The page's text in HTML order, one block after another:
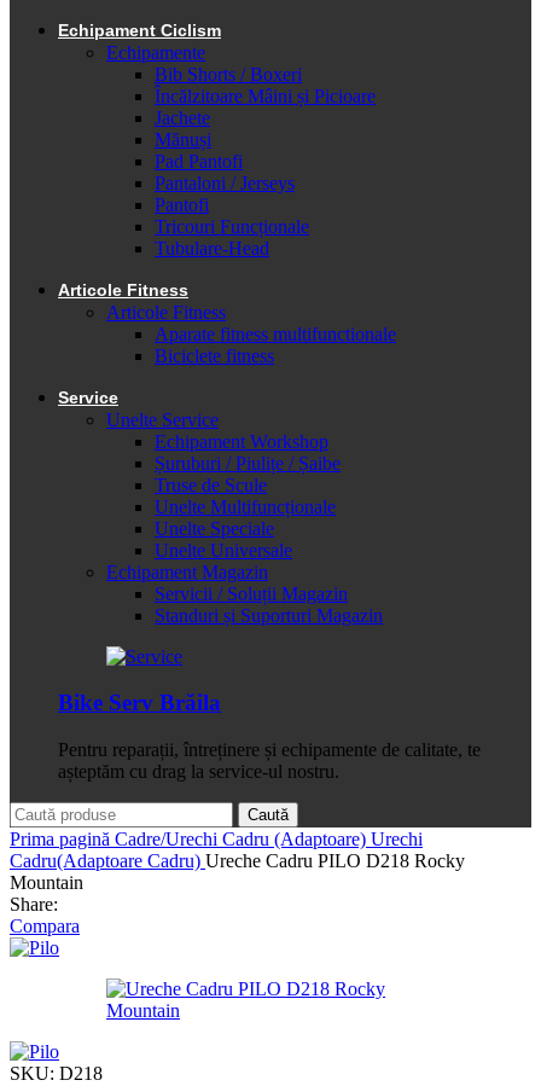
Echipament Ciclism
Echipamente
Bib Shorts / Boxeri
Încălzitoare Mâini și Picioare
Jachete
Mănuși
Pad Pantofi
Pantaloni / Jerseys
Pantofi
Tricouri Funcționale
Tubulare-Head
Articole Fitness
Articole Fitness
Aparate fitness multifunctionale
Biciclete fitness
Service
Unelte Service
Echipament Workshop
Șuruburi / Piulițe / Șaibe
Truse de Scule
Unelte Multifuncționale
Unelte Speciale
Unelte Universale
Echipament Magazin
Servicii / Soluții Magazin
Standuri și Suporturi Magazin
Bike Serv Brăila
Pentru reparații, întreținere și echipamente de calitate, te
așteptăm cu drag la service-ul nostru.
Caută
Prima pagină Cadre/Urechi Cadru (Adaptoare) Urechi
Cadru(Adaptoare Cadru) Ureche Cadru PILO D218 Rocky
Mountain
Share:
Compara
SKU: D218